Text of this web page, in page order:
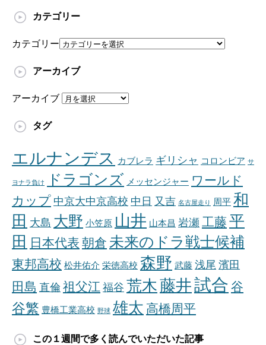
カテゴリー
カテゴリー
アーカイブ
アーカイブ
タグ
エルナンデス カブレラ ギリシャ コロンビア サ
ヨナラ負け ドラゴンズ メッセンジャー ワールド
カップ 中京大中京高校 中日 又吉 名古屋走り 周平 和
田 大島 大野 小笠原 山井 山本昌 岩瀬工藤 平
田
日本代表 朝倉 未来のドラ戦士候補
東邦高校 松井佑介 栄徳高校 森野 武藤 浅尾 濱田
田島 直倫 祖父江 福谷 荒木藤井試合 谷
谷繁 豊橋工業高校 野球 雄太 高橋周平
この１週間で多く読んでいただいた記事